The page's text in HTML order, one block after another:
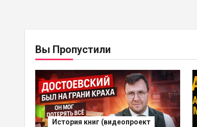
Вы Пропустили
История книг (видеопроект